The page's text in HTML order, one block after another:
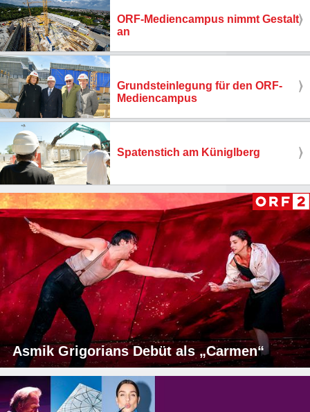
ORF-Mediencampus nimmt Gestalt
an
Grundsteinlegung für den ORF-
Mediencampus
Spatenstich am Küniglberg
Asmik Grigorians Debüt als „Carmen“